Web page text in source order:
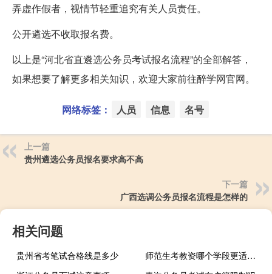
弄虚作假者，视情节轻重追究有关人员责任。
公开遴选不收取报名费。
以上是“河北省直遴选公务员考试报名流程”的全部解答，
如果想要了解更多相关知识，欢迎大家前往醉学网官网。
网络标签： 人员 信息 名号
上一篇
贵州遴选公务员报名要求高不高
下一篇
广西选调公务员报名流程是怎样的
相关问题
贵州省考笔试合格线是多少
师范生考教资哪个学段更适合考编